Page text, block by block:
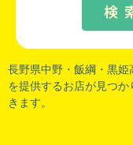
検
長野県中野 ・ 飯綱 ・ 黒姫
を提供するお店が見つ
きます。